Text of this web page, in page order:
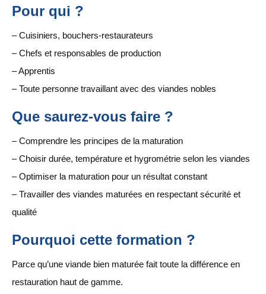
Pour qui ?
– Cuisiniers, bouchers-restaurateurs
– Chefs et responsables de production
– Apprentis
– Toute personne travaillant avec des viandes nobles
Que saurez-vous faire ?
– Comprendre les principes de la maturation
– Choisir durée, température et hygrométrie selon les viandes
– Optimiser la maturation pour un résultat constant
– Travailler des viandes maturées en respectant sécurité et
qualité
Pourquoi cette formation ?
Parce qu’une viande bien maturée fait toute la différence en
restauration haut de gamme.